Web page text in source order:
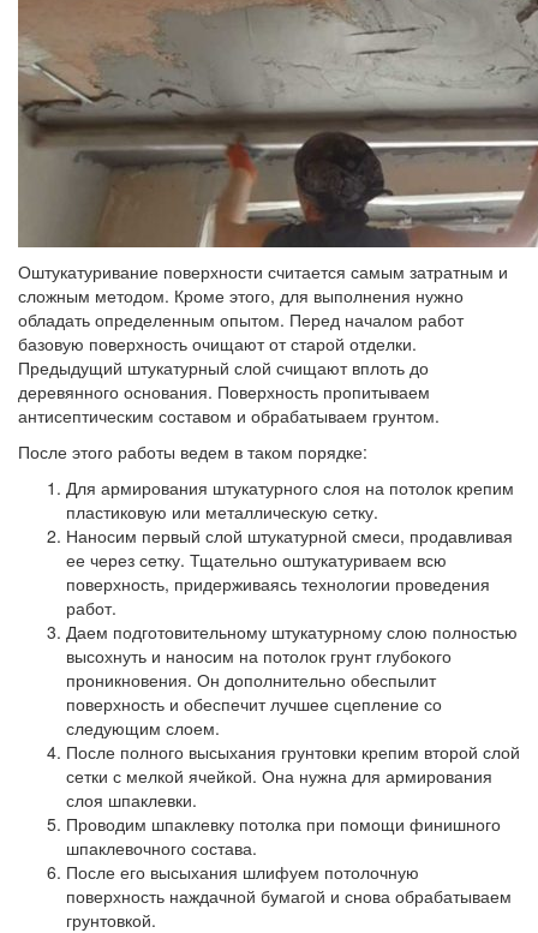
Оштукатуривание поверхности считается самым затратным и
сложным методом. Кроме этого, для выполнения нужно
обладать определенным опытом. Перед началом работ
базовую поверхность очищают от старой отделки.
Предыдущий штукатурный слой счищают вплоть до
деревянного основания. Поверхность пропитываем
антисептическим составом и обрабатываем грунтом.
После этого работы ведем в таком порядке:
Для армирования штукатурного слоя на потолок крепим
пластиковую или металлическую сетку.
Наносим первый слой штукатурной смеси, продавливая
ее через сетку. Тщательно оштукатуриваем всю
поверхность, придерживаясь технологии проведения
работ.
Даем подготовительному штукатурному слою полностью
высохнуть и наносим на потолок грунт глубокого
проникновения. Он дополнительно обеспылит
поверхность и обеспечит лучшее сцепление со
следующим слоем.
После полного высыхания грунтовки крепим второй слой
сетки с мелкой ячейкой. Она нужна для армирования
слоя шпаклевки.
Проводим шпаклевку потолка при помощи финишного
шпаклевочного состава.
После его высыхания шлифуем потолочную
поверхность наждачной бумагой и снова обрабатываем
грунтовкой.